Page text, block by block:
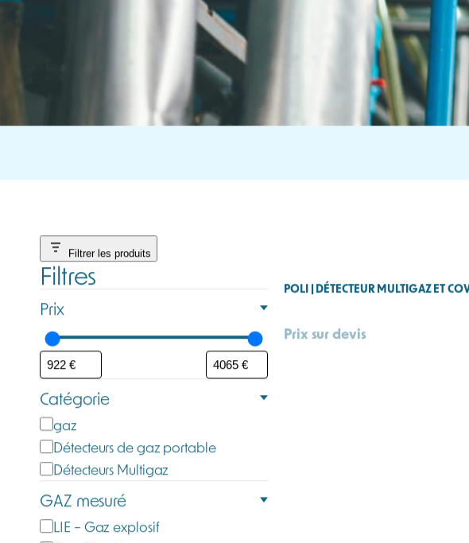
Filtrer les produits
Filtres
Prix
Catégorie
C
a
t
é
g
o
gaz
Détecteurs de gaz portable
Détecteurs Multigaz
GAZ mesuré
G LIE – Gaz explosif
POLI | DÉTECTEUR MULTIGAZ ET COV
Prix sur devis